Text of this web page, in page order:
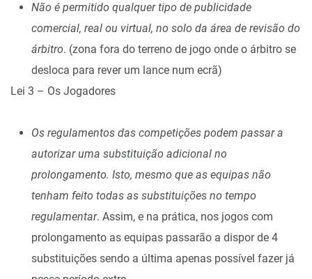
Não é permitido qualquer tipo de publicidade
comercial, real ou virtual, no solo da área de revisão do
árbitro. (zona fora do terreno de jogo onde o árbitro se
desloca para rever um lance num ecrã)
Lei 3 – Os Jogadores
Os regulamentos das competições podem passar a
autorizar uma substituição adicional no
prolongamento. Isto, mesmo que as equipas não
tenham feito todas as substituições no tempo
regulamentar. Assim, e na prática, nos jogos com
prolongamento as equipas passarão a dispor de 4
substituições sendo a última apenas possível fazer já